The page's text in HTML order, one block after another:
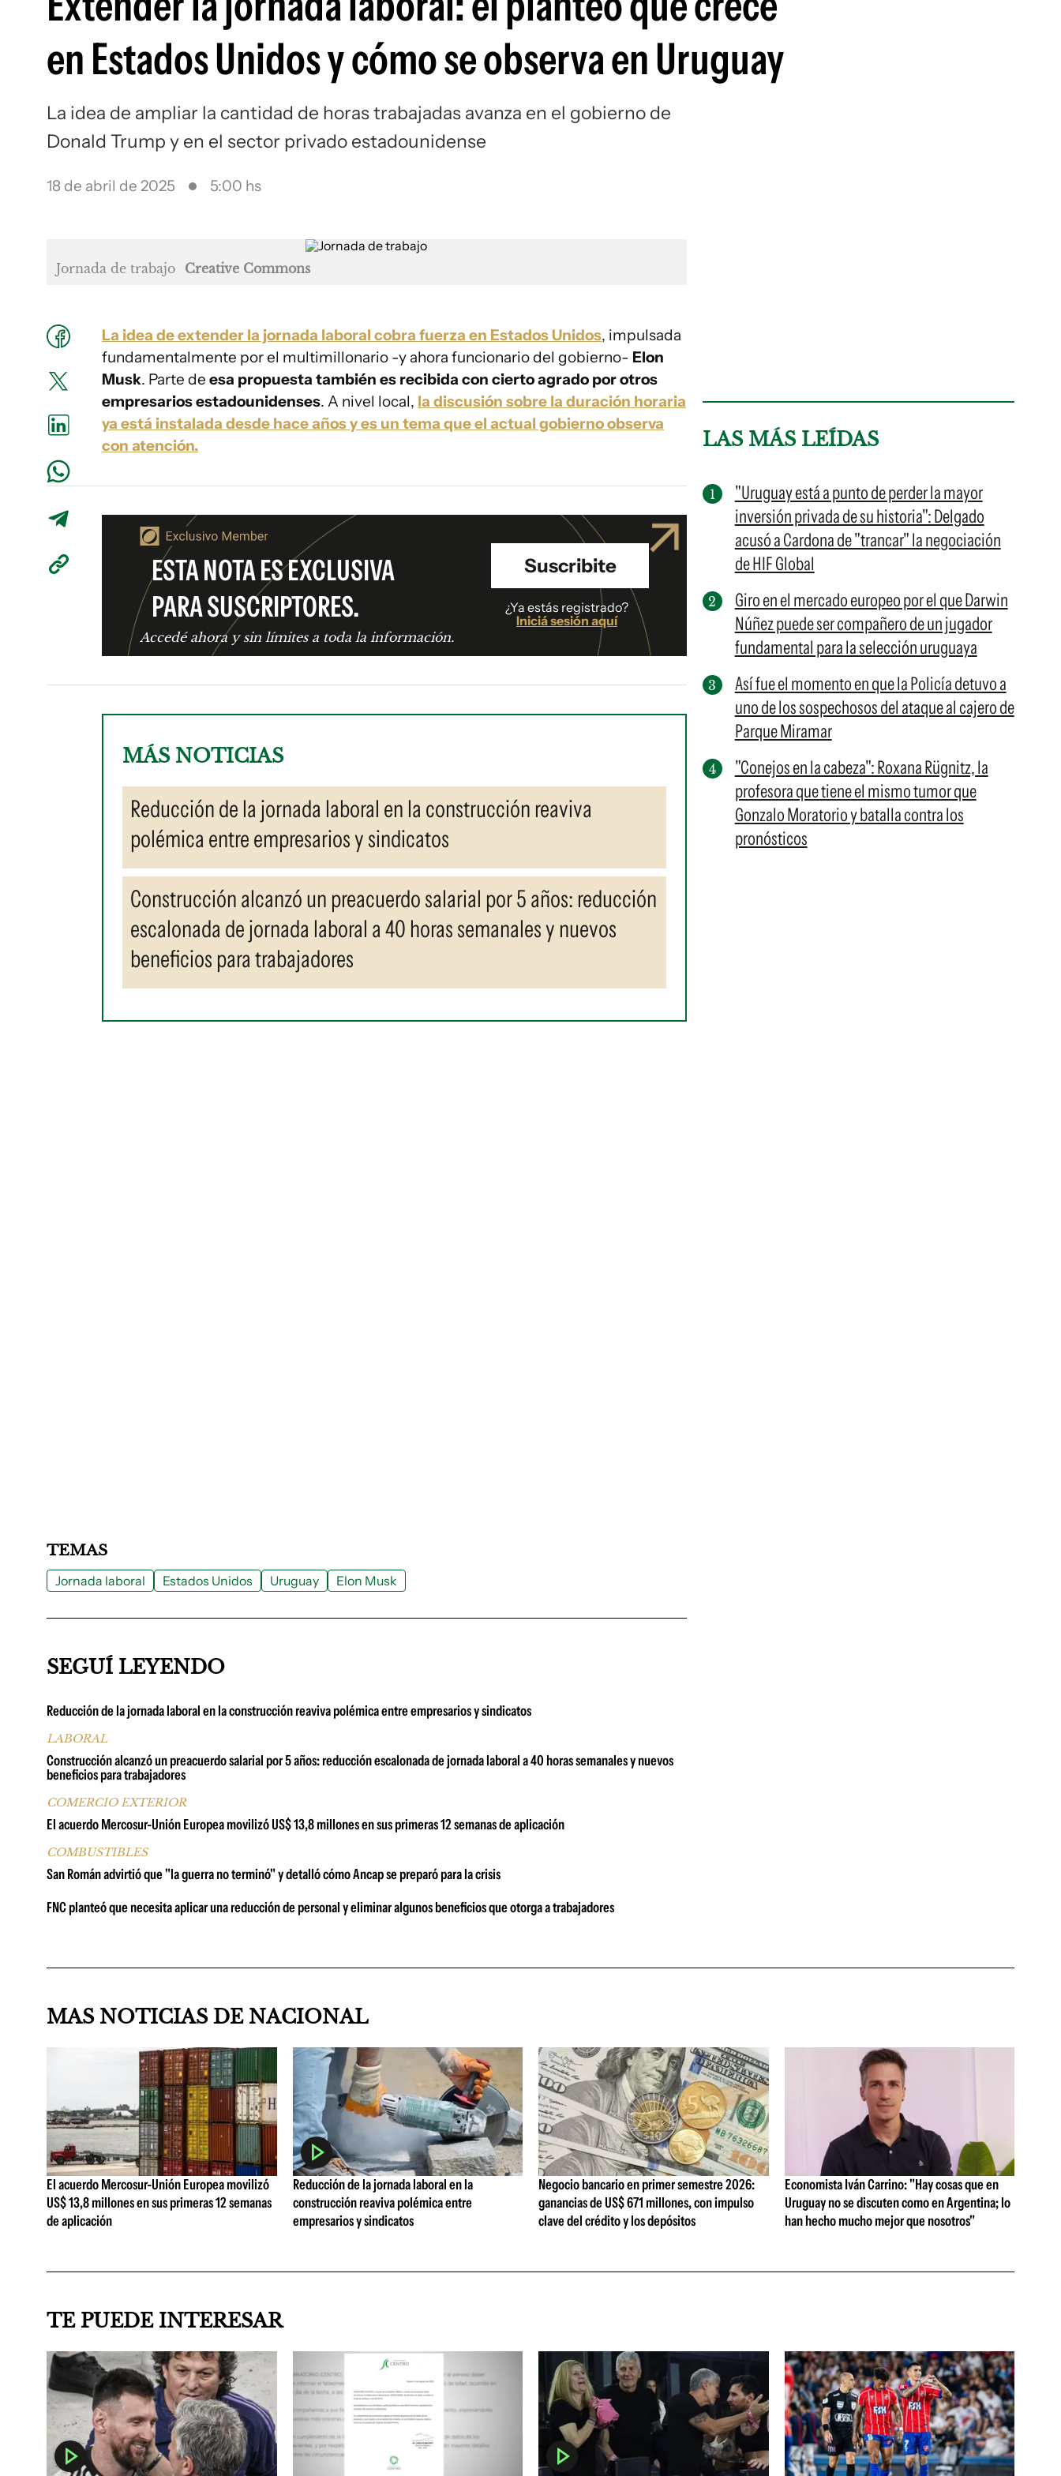
en Estados Unidos y cómo se observa en Uruguay
La idea de ampliar la cantidad de horas trabajadas avanza en el gobierno de
Donald Trump y en el sector privado estadounidense
18 de abril de 2025 5:00 hs
Jornada de trabajo Creative Commons
La idea de extender la jornada laboral cobra fuerza en Estados Unidos, impulsada
fundamentalmente por el multimillonario -y ahora funcionario del gobierno- Elon
Musk. Parte de esa propuesta también es recibida con cierto agrado por otros
empresarios estadounidenses. A nivel local, la discusión sobre la duración horaria
ya está instalada desde hace años y es un tema que el actual gobierno observa
con atención.
ESTA NOTA ES EXCLUSIVA
PARA SUSCRIPTORES.
Accedé ahora y sin límites a toda la información.
Suscribite
¿Ya estás registrado?
Iniciá sesión aquí
MÁS NOTICIAS
Reducción de la jornada laboral en la construcción reaviva
polémica entre empresarios y sindicatos
Construcción alcanzó un preacuerdo salarial por 5 años: reducción
escalonada de jornada laboral a 40 horas semanales y nuevos
beneficios para trabajadores
LAS MÁS LEÍDAS
"Uruguay está a punto de perder la mayor
inversión privada de su historia": Delgado
acusó a Cardona de "trancar" la negociación
de HIF Global
Giro en el mercado europeo por el que Darwin
Núñez puede ser compañero de un jugador
fundamental para la selección uruguaya
Así fue el momento en que la Policía detuvo a
uno de los sospechosos del ataque al cajero de
Parque Miramar
"Conejos en la cabeza": Roxana Rügnitz, la
profesora que tiene el mismo tumor que
Gonzalo Moratorio y batalla contra los
pronósticos
TEMAS
Jornada laboral Estados Unidos Uruguay Elon Musk
SEGUÍ LEYENDO
Reducción de la jornada laboral en la construcción reaviva polémica entre empresarios y sindicatos
LABORAL
Construcción alcanzó un preacuerdo salarial por 5 años: reducción escalonada de jornada laboral a 40 horas semanales y nuevos
beneficios para trabajadores
COMERCIO EXTERIOR
El acuerdo Mercosur-Unión Europea movilizó US$ 13,8 millones en sus primeras 12 semanas de aplicación
COMBUSTIBLES
San Román advirtió que "la guerra no terminó" y detalló cómo Ancap se preparó para la crisis
FNC planteó que necesita aplicar una reducción de personal y eliminar algunos beneficios que otorga a trabajadores
MAS NOTICIAS DE NACIONAL
El acuerdo Mercosur-Unión Europea movilizó
US$ 13,8 millones en sus primeras 12 semanas
de aplicación
Reducción de la jornada laboral en la
construcción reaviva polémica entre
empresarios y sindicatos
Negocio bancario en primer semestre 2026:
ganancias de US$ 671 millones, con impulso
clave del crédito y los depósitos
Economista Iván Carrino: "Hay cosas que en
Uruguay no se discuten como en Argentina; lo
han hecho mucho mejor que nosotros"
TE PUEDE INTERESAR